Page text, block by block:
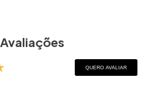
Avaliações
QUERO AVALIAR